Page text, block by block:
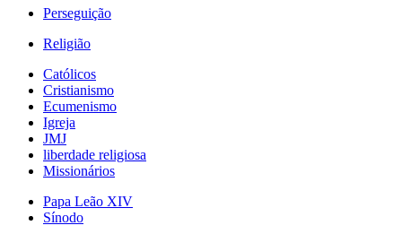
Perseguição
Religião
Católicos
Cristianismo
Ecumenismo
Igreja
JMJ
liberdade religiosa
Missionários
Papa Leão XIV
Sínodo